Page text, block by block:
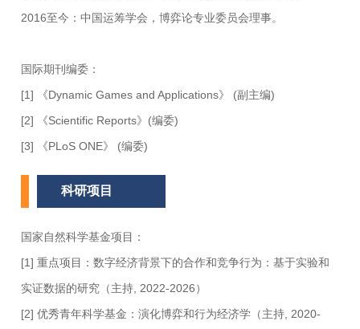
2016至今：中国运筹学会，博弈论专业委员会理事。
国际期刊编委：
[1] 《Dynamic Games and Applications》 (副主编)
[2] 《Scientific Reports》(编委)
[3] 《PLoS ONE》 (编委)
科研项目
国家自然科学基金项目：
[1] 重点项目：数字经济背景下的合作和竞争行为：基于实验和
实证数据的研究（主持, 2022-2026）
[2] 优秀青年科学基金：演化博弈和行为经济学（主持, 2020-